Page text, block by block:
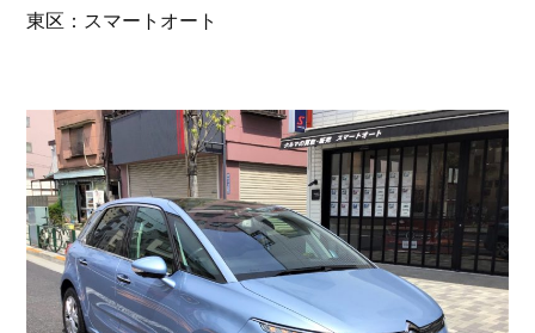
東区：スマートオート
プロテクションフィルム専門店
株式会社スマート・カーサービス
コーポレートサイトはこちら
プロテクションフィルム専門店
コーポレートサイトはこちら